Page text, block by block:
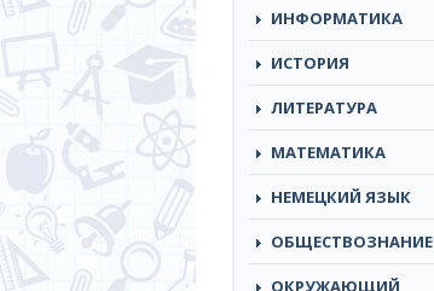
ИНФОРМАТИКА
ИСТОРИЯ
ЛИТЕРАТУРА
МАТЕМАТИКА
НЕМЕЦКИЙ ЯЗЫК
ОБЩЕСТВОЗНАНИЕ
ОКРУЖАЮЩИЙ